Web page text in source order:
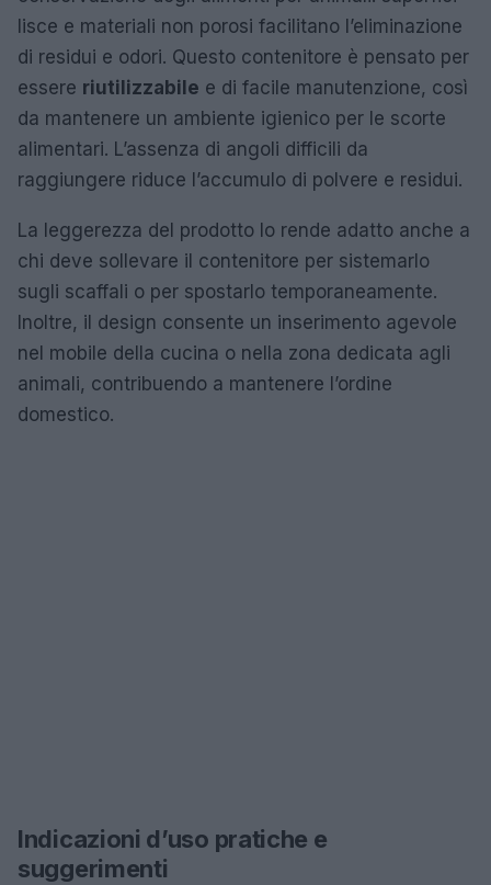
lisce e materiali non porosi facilitano l’eliminazione
di residui e odori. Questo contenitore è pensato per
essere riutilizzabile e di facile manutenzione, così
da mantenere un ambiente igienico per le scorte
alimentari. L’assenza di angoli difficili da
raggiungere riduce l’accumulo di polvere e residui.
La leggerezza del prodotto lo rende adatto anche a
chi deve sollevare il contenitore per sistemarlo
sugli scaffali o per spostarlo temporaneamente.
Inoltre, il design consente un inserimento agevole
nel mobile della cucina o nella zona dedicata agli
animali, contribuendo a mantenere l’ordine
domestico.
Indicazioni d’uso pratiche e
suggerimenti